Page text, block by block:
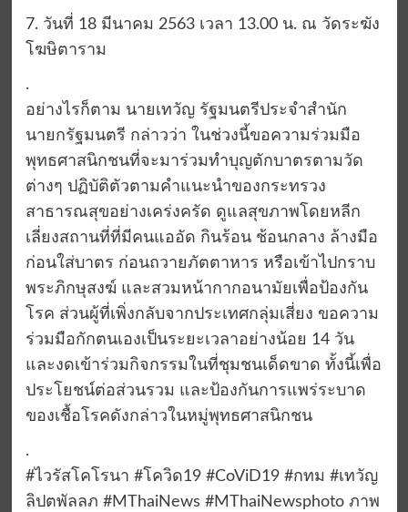
7. วันที่ 18 มีนาคม 2563 เวลา 13.00 น. ณ วัดระฆัง
โฆษิตาราม
.
อย่างไรก็ตาม นายเทวัญ รัฐมนตรีประจำสำนัก
นายกรัฐมนตรี กล่าวว่า ในช่วงนี้ขอความร่วมมือ
พุทธศาสนิกชนที่จะมาร่วมทำบุญตักบาตรตามวัด
ต่างๆ ปฏิบัติตัวตามคำแนะนำของกระทรวง
สาธารณสุขอย่างเคร่งครัด ดูแลสุขภาพโดยหลีก
เลี่ยงสถานที่ที่มีคนแออัด กินร้อน ช้อนกลาง ล้างมือ
ก่อนใส่บาตร ก่อนถวายภัตตาหาร หรือเข้าไปกราบ
พระภิกษุสงฆ์ และสวมหน้ากากอนามัยเพื่อป้องกัน
โรค ส่วนผู้ที่เพิ่งกลับจากประเทศกลุ่มเสี่ยง ขอความ
ร่วมมือกักตนเองเป็นระยะเวลาอย่างน้อย 14 วัน
และงดเข้าร่วมกิจกรรมในที่ชุมชนเด็ดขาด ทั้งนี้เพื่อ
ประโยชน์ต่อส่วนรวม และป้องกันการแพร่ระบาด
ของเชื้อโรคดังกล่าวในหมู่พุทธศาสนิกชน
.
#ไวรัสโคโรนา #โควิด19 #CoViD19 #กทม #เทวัญ
ลิปตพัลลภ #MThaiNews #MThaiNewsphoto ภาพ